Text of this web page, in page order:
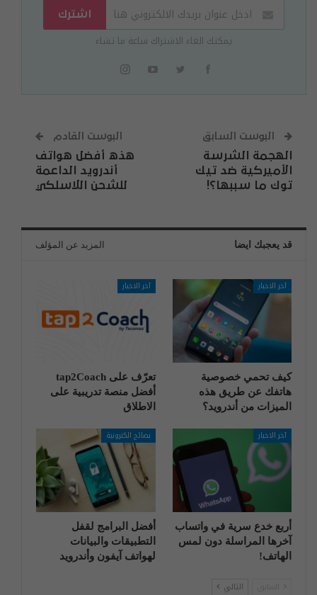
اشترك
يمكنك الغاء الاشتراك ساعة ما تشاء
البوست السابق
الهجمة الشرسة
الأميركية ضد تيك
توك ما سببها؟!
البوست القادم
هذه أفضل هواتف
أندرويد الداعمة
للشحن اللاسلكي
قد يعجبك ايضا المزيد عن المؤلف
آخر الاخبار
كيف تحمي خصوصية
هاتفك عن طريق هذه
الميزات من أندرويد؟
آخر الاخبار
تعرّف على tap2Coach
أفضل منصة تدريبية على
الاطلاق
آخر الاخبار
أربع خدع سرية في واتساب
آخرها المراسلة دون لمس
الهاتف!
نصائح الكترونية
أفضل البرامج لقفل
التطبيقات والبيانات
لهواتف آيفون وأندرويد
التالي